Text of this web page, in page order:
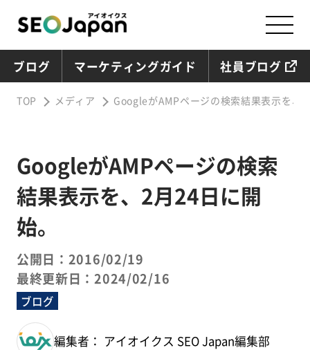
ブログ マーケティングガイド 社員ブログ
TOP メディア GoogleがAMPページの検索結果表示を、
GoogleがAMPページの検索
結果表示を、2月24日に開
始。
公開日：2016/02/19
最終更新日：2024/02/16
ブログ
編集者： アイオイクス SEO Japan編集部